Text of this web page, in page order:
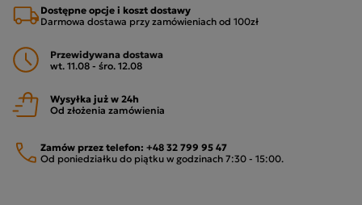
Dostępne opcje i koszt dostawy
Darmowa dostawa przy zamówieniach od 100zł
Przewidywana dostawa
wt. 11.08 - śro. 12.08
Wysyłka już w 24h
Od złożenia zamówienia
Zamów przez telefon: +48 32 799 95 47
Od poniedziałku do piątku w godzinach 7:30 - 15:00.